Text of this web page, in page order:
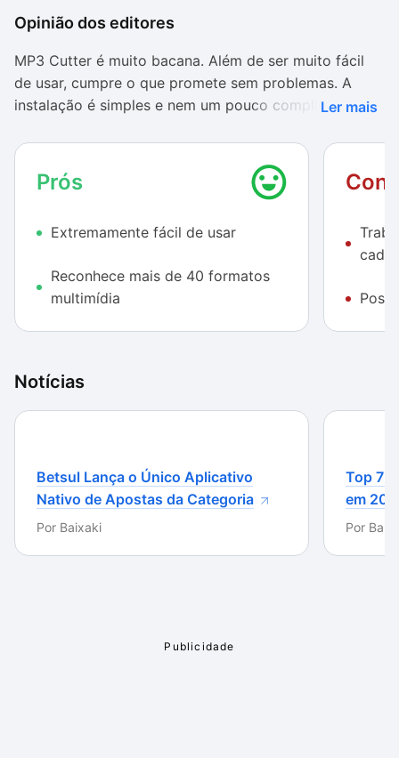
Opinião dos editores
MP3 Cutter é muito bacana. Além de ser muito fácil
de usar, cumpre o que promete sem problemas. A
instalação é simples e nem um pouco complicada,
sempre quis ter seu celular ou Windows
personalizado, MP3 Cutter não corta a sua
criatividade.
Ler mais
Prós
Extremamente fácil de usar
Reconhece mais de 40 formatos
multimídia
cada
Notícias
Betsul Lança o Único Aplicativo
Nativo de Apostas da Categoria
Por Baixaki
Top 7
em
Por